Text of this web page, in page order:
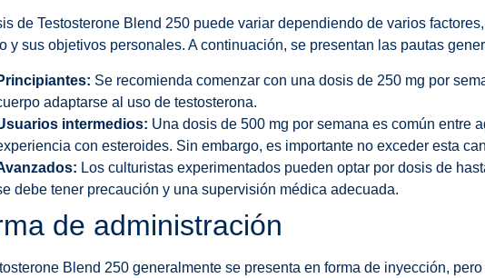
de Testosterone Blend 250 puede variar dependiendo de varios
y sus objetivos personales. A continuación, se presentan las pautas
Se recomienda comenzar con una dosis de 250 mg por
adaptarse al uso de testosterona.
intermedios: Una dosis de 500 mg por semana es común entre
con esteroides. Sin embargo, es importante no exceder esta
Los culturistas experimentados pueden optar por dosis de
debe tener precaución y una supervisión médica adecuada.
de administración
Blend 250 generalmente se presenta en forma de inyección,